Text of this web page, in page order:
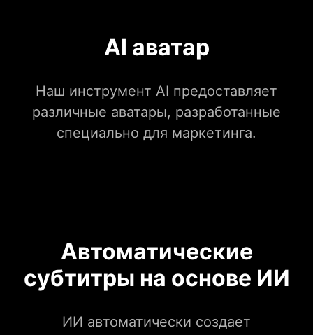
AI аватар
Наш инструмент AI предоставляет
различные аватары, разработанные
специально для маркетинга.
Автоматические
субтитры на основе ИИ
ИИ автоматически создает